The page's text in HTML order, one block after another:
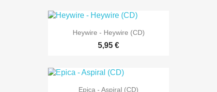
Heywire - Heywire (CD)
5,95 €
Epica - Aspiral (CD)